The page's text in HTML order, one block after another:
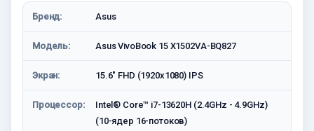
Бренд: Asus
Модель: Asus VivoBook 15 X1502VA-BQ827
Экран: 15.6" FHD (1920x1080) IPS
Процессор:
Intel® Core™ i7-13620H (2.4GHz - 4.9GHz)
(10-ядер 16-потоков)